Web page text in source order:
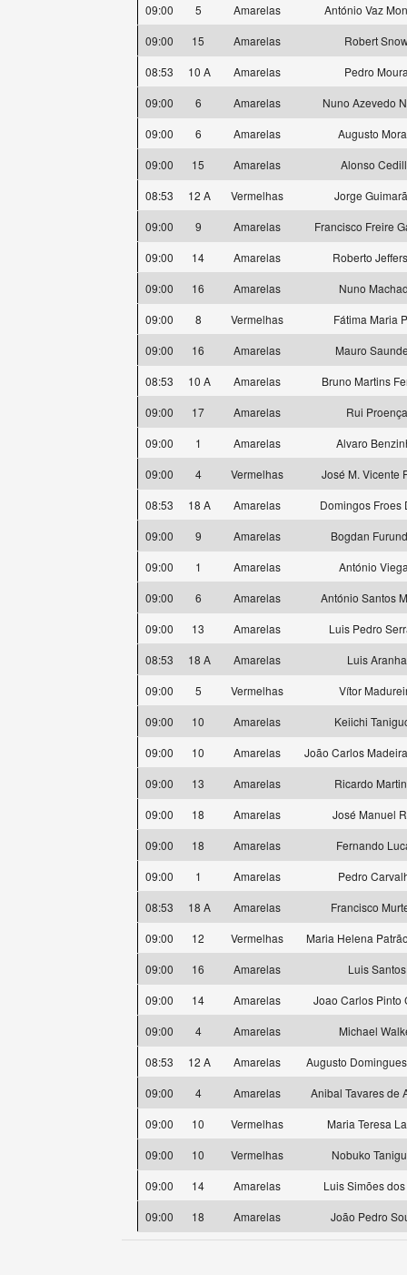
09:00
5 Amarelas
António Vaz
09:00
15 Amarelas
Robert
08:53
10 A Amarelas
Pedro
09:00
6 Amarelas
Nuno Azevedo
09:00
6 Amarelas
Augusto
09:00
15 Amarelas
Alonso
08:53
12 A Vermelhas
Jorge
09:00
9 Amarelas
Francisco Freire
09:00
14 Amarelas
Roberto
09:00
16 Amarelas
Nuno
09:00
8 Vermelhas
Fátima Maria
09:00
16 Amarelas
Mauro
08:53
10 A Amarelas
Bruno Martins
09:00
17 Amarelas
Rui Proença
09:00
1 Amarelas
Alvaro
09:00
4 Vermelhas
José M. Vicente
08:53
18 A Amarelas
Domingos Froes
09:00
9 Amarelas
Bogdan
09:00
1 Amarelas
António
09:00
6 Amarelas
António Santos
09:00
13 Amarelas
Luis Pedro
08:53
18 A Amarelas
Luis Aranha
09:00
5 Vermelhas
Vítor
09:00
10 Amarelas
Keiichi
09:00
10 Amarelas
João Carlos
09:00
13 Amarelas
Ricardo
09:00
18 Amarelas
José Manuel
09:00
18 Amarelas
Fernando
09:00
1 Amarelas
Pedro
08:53
18 A Amarelas
Francisco
09:00
12 Vermelhas
Maria Helena
09:00
16 Amarelas
Luis Santos
09:00
14 Amarelas
Joao Carlos Pinto
09:00
4 Amarelas
Michael
08:53
12 A Amarelas
Augusto
09:00
4 Amarelas
Anibal Tavares de
09:00
10 Vermelhas
Maria Teresa
09:00
10 Vermelhas
Nobuko
09:00
14 Amarelas
Luis Simões
09:00
18 Amarelas João Pedro